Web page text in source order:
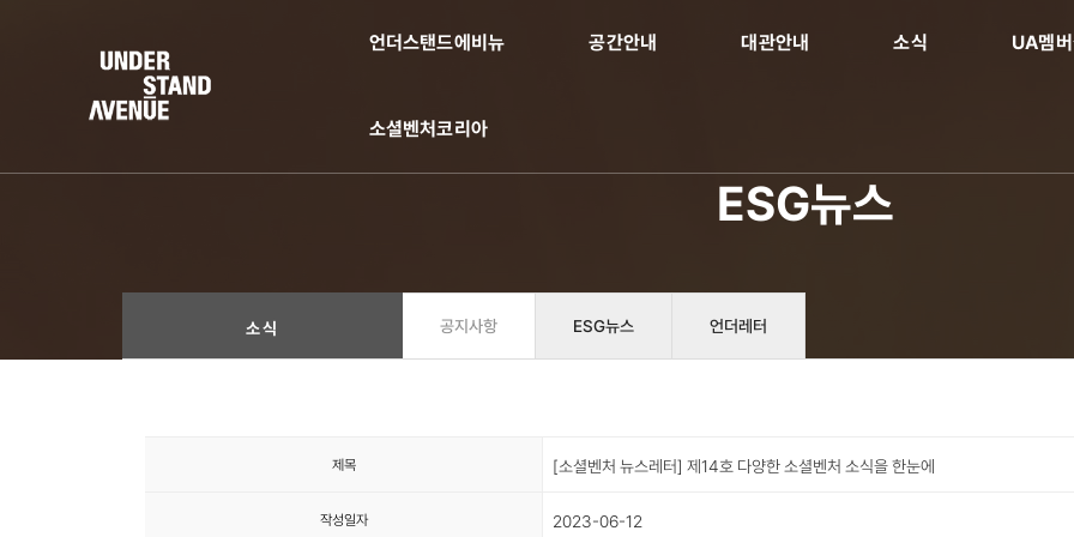
언더스탠드에비뉴 공간안내 대관안내 소식 UA멤
소셜벤처코리아
ESG뉴스
소식 공지사항 ESG뉴스 언더레터
제목 [소셜벤처 뉴스레터] 제14호 다양한 소셜벤처 소식을 한눈에
작성일자 2023-06-12